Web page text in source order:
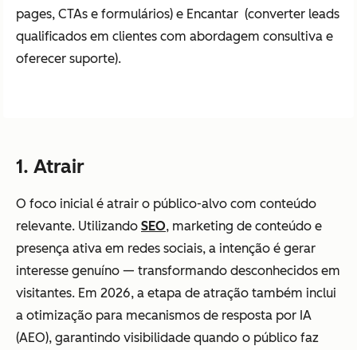
pages, CTAs e formulários) e Encantar (converter leads
qualificados em clientes com abordagem consultiva e
oferecer suporte).
1. Atrair
O foco inicial é atrair o público-alvo com conteúdo
relevante. Utilizando SEO, marketing de conteúdo e
presença ativa em redes sociais, a intenção é gerar
interesse genuíno — transformando desconhecidos em
visitantes. Em 2026, a etapa de atração também inclui
a otimização para mecanismos de resposta por IA
(AEO), garantindo visibilidade quando o público faz